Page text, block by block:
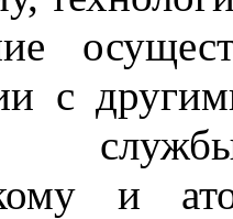
с
и